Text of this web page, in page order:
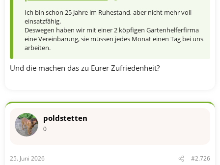
Ich bin schon 25 Jahre im Ruhestand, aber nicht mehr voll
einsatzfähig.
Deswegen haben wir mit einer 2 köpfigen Gartenhelferfirma
eine Vereinbarung, sie müssen jedes Monat einen Tag bei uns
arbeiten.
Und die machen das zu Eurer Zufriedenheit?
poldstetten
0
25. Juni 2026 #2.726